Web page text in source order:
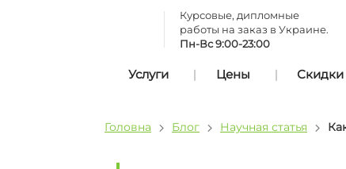
Курсовые, дипломные
работы на заказ в Украине.
Пн-Вс 9:00-23:00
Услуги Цены
Головна Блог Научная статья